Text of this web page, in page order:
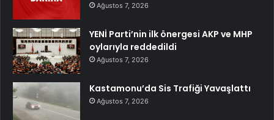
Ağustos 7, 2026
YENİ Parti’nin ilk önergesi AKP ve MHP
oylarıyla reddedildi
Ağustos 7, 2026
Kastamonu’da Sis Trafiği Yavaşlattı
Ağustos 7, 2026